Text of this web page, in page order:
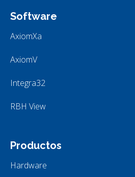
Software
AxiomXa
AxiomV
Integra32
RBH View
Productos
Hardware